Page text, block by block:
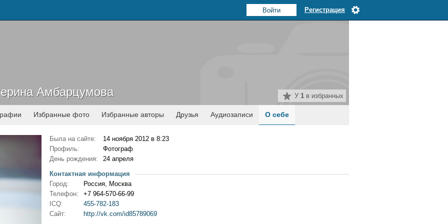
Регистрация
У 1 в избранных
Амбарцумова
Амбарцумова
Избранные фото Избранные авторы Друзья Аудиозаписи О себе
Была на сайте:
14 ноября 2012 в 8:23
Профиль:
Фотограф
День рождения:
24 апреля
Контактная информация
Город:
Россия, Москва
Телефон:
+7 964-570-66-99
ICQ:
455-782-183
Сайт:
http://vk.com/id85789069